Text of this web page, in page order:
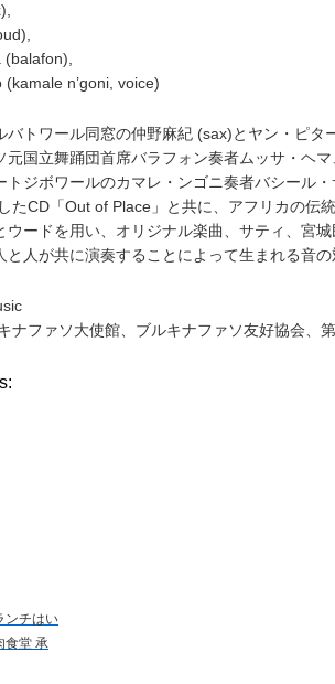
(kamale n’goni, voice)
バトワール同窓の仲野麻紀 (sax)とヤン・ピタ
元国立舞踊団首席バラフォン奏者ムッサ・ヘ
トジボワールのカマレ・ンゴニ奏者バシール
たCD「Out of Place」と共に、アフリカの伝
ウードを用い、オリジナル楽曲、サティ、宮
と人が共に演奏することによって生まれる音の
ナファソ大使館、ブルキナファソ友好協会、
ンチはい
食堂 承